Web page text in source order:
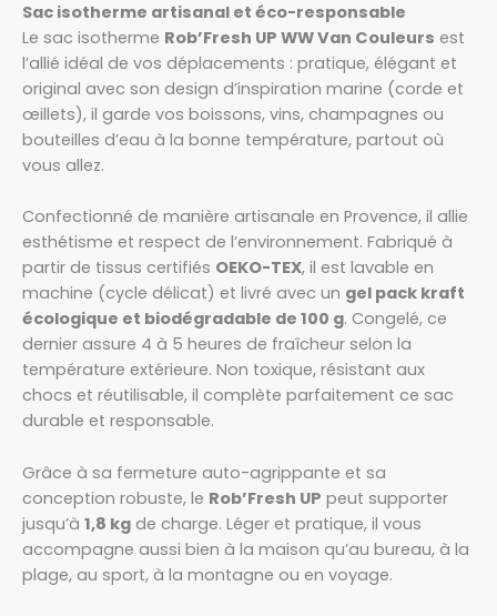
Sac isotherme artisanal et éco-responsable
Le sac isotherme Rob’Fresh UP WW Van Couleurs est
l’allié idéal de vos déplacements : pratique, élégant et
original avec son design d’inspiration marine (corde et
œillets), il garde vos boissons, vins, champagnes ou
bouteilles d’eau à la bonne température, partout où
vous allez.
Confectionné de manière artisanale en Provence, il allie
esthétisme et respect de l’environnement. Fabriqué à
partir de tissus certifiés OEKO-TEX, il est lavable en
machine (cycle délicat) et livré avec un gel pack kraft
écologique et biodégradable de 100 g. Congelé, ce
dernier assure 4 à 5 heures de fraîcheur selon la
température extérieure. Non toxique, résistant aux
chocs et réutilisable, il complète parfaitement ce sac
durable et responsable.
Grâce à sa fermeture auto-agrippante et sa
conception robuste, le Rob’Fresh UP peut supporter
jusqu’à 1,8 kg de charge. Léger et pratique, il vous
accompagne aussi bien à la maison qu’au bureau, à la
plage, au sport, à la montagne ou en voyage.